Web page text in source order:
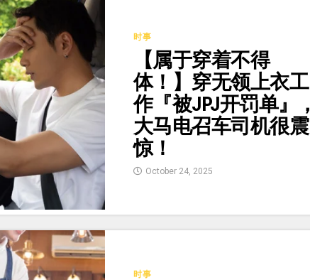
时事
【属于穿着不得
体！】穿无领上衣工
作『被JPJ开罚单』，
大马电召车司机很震
惊！
October 24, 2025
时事